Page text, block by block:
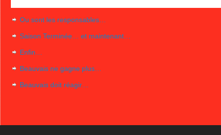
Ou sont les responsables…
Saison Terminée… et maintenant…
Enfin…
Beauvais ne gagne plus…
Beauvais doit réagir…